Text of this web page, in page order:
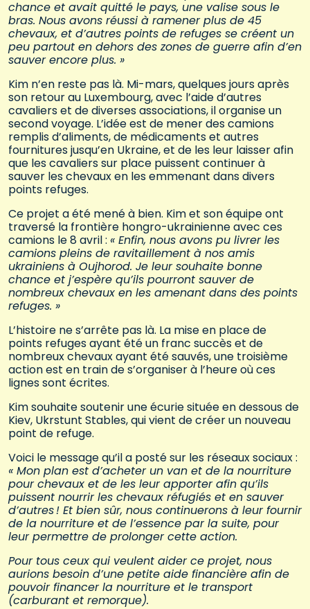
chance et avait quitté le pays, une valise sous le
bras. Nous avons réussi à ramener plus de 45
chevaux, et d’autres points de refuges se créent un
peu partout en dehors des zones de guerre afin d’en
sauver encore plus. »
Kim n’en reste pas là. Mi-mars, quelques jours après
son retour au Luxembourg, avec l’aide d’autres
cavaliers et de diverses associations, il organise un
second voyage. L’idée est de mener des camions
remplis d’aliments, de médicaments et autres
fournitures jusqu’en Ukraine, et de les leur laisser afin
que les cavaliers sur place puissent continuer à
sauver les chevaux en les emmenant dans divers
points refuges.
Ce projet a été mené à bien. Kim et son équipe ont
traversé la frontière hongro-ukrainienne avec ces
camions le 8 avril : « Enfin, nous avons pu livrer les
camions pleins de ravitaillement à nos amis
ukrainiens à Oujhorod. Je leur souhaite bonne
chance et j’espère qu’ils pourront sauver de
nombreux chevaux en les amenant dans des points
refuges. »
L’histoire ne s’arrête pas là. La mise en place de
points refuges ayant été un franc succès et de
nombreux chevaux ayant été sauvés, une troisième
action est en train de s’organiser à l’heure où ces
lignes sont écrites.
Kim souhaite soutenir une écurie située en dessous de
Kiev, Ukrstunt Stables, qui vient de créer un nouveau
point de refuge.
Voici le message qu’il a posté sur les réseaux sociaux :
« Mon plan est d’acheter un van et de la nourriture
pour chevaux et de les leur apporter afin qu’ils
puissent nourrir les chevaux réfugiés et en sauver
d’autres ! Et bien sûr, nous continuerons à leur fournir
de la nourriture et de l’essence par la suite, pour
leur permettre de prolonger cette action.
Pour tous ceux qui veulent aider ce projet, nous
aurions besoin d’une petite aide financière afin de
pouvoir financer la nourriture et le transport
(carburant et remorque).